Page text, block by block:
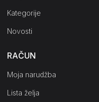
Kategorije
Novosti
RAČUN
Moja narudžba
Lista želja